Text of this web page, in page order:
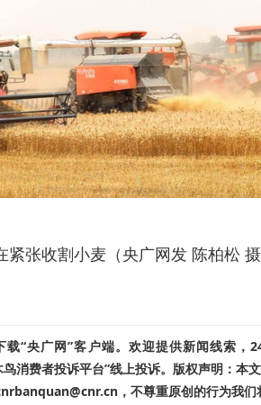
紧张收割小麦（央广网发 陈柏松 摄
“央广网”客户端。欢迎提供新闻线索，
消费者投诉平台”线上投诉。版权声明：本
，不尊重原创的行为我们